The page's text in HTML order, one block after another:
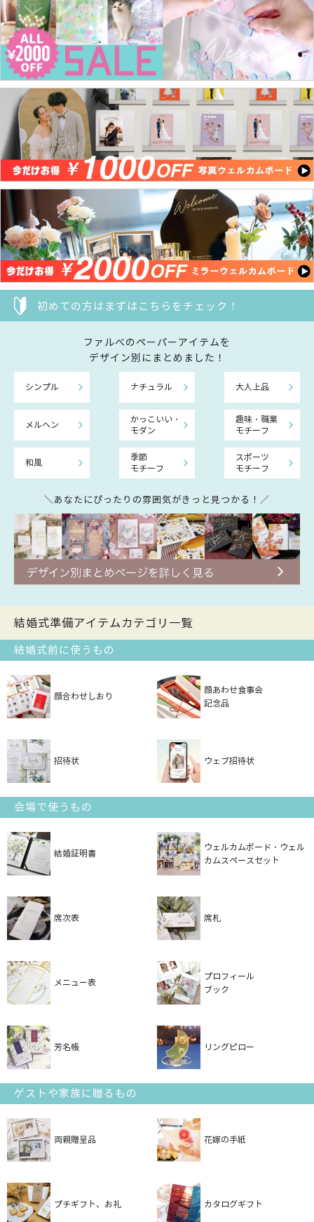
初めての方はまずはこちらをチェック！
ファルべのペーパーアイテムを
デザイン別にまとめました！
シンプル ナチュラル 大人上品
メルヘン
かっこいい・
モダン
趣味・職業
モチーフ
和風
季節
モチーフ
スポーツ
モチーフ
＼あなたにぴったりの雰囲気がきっと見つかる！／
結婚式準備アイテムカテゴリ一覧
結婚式前に使うもの
顔合わせしおり
顔あわせ食事会
記念品
招待状 ウェブ招待状
会場で使うもの
結婚証明書
ウェルカムボード・ウェル
カムスペースセット
席次表 席札
メニュー表
プロフィール
ブック
芳名帳 リングピロー
ゲストや家族に贈るもの
両親贈呈品 花嫁の手紙
プチギフト、お礼 カタログギフト